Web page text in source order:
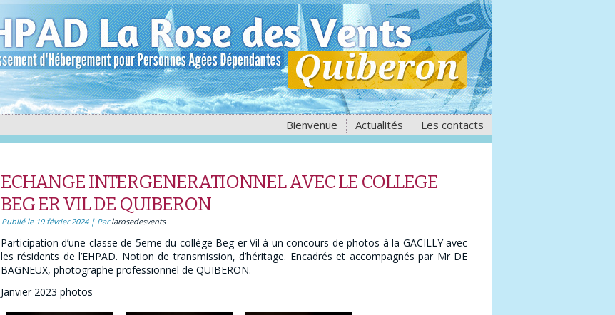
Bienvenue Actualités Les contacts
ECHANGE INTERGENERATIONNEL AVEC LE COLLEGE
BEG ER VIL DE QUIBERON
Publié le 19 février 2024| Par larosedesvents
Participation d’une classe de 5eme du collège Beg er Vil à un concours de photos à la GACILLY avec
les résidents de l’EHPAD. Notion de transmission, d’héritage. Encadrés et accompagnés par Mr DE
BAGNEUX, photographe professionnel de QUIBERON.
Janvier 2023 photos